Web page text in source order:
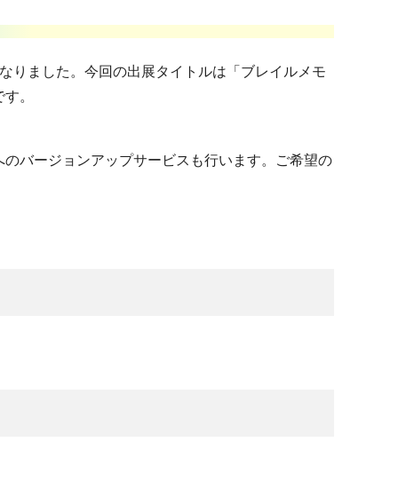
りました。今回の出展タイトルは「ブレイルメモ
。
バージョンアップサービスも行います。ご希望の